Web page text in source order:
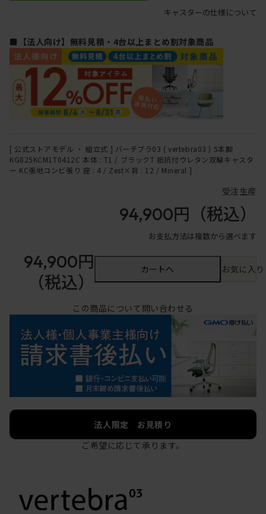
キャスターの仕様について
■【法人向け】無料見積・4台以上まとめ割対象商品
[ 公式ストアモデル ・ 組立式 ] バーテブラ03 ( vertebra03 ) 5本脚
KG825KCM1T0412C 本体 : T1 / ブラックT 抵抗付ウレタン双輪キャスタ
ー KC張地コンビ張り 座 : 4 / Zest×背 : 12 / Mineral ]
受注生産
94,900円 （税込）
お支払方法は複数から選べます
94,900円
（税込）
カートへ お気に入
この商品について問い合わせる
法人限定 お見積り
ご希望に応じて承ります。